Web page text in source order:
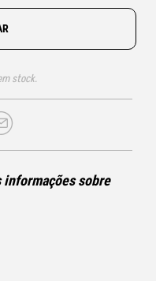
stock.
informações sobre